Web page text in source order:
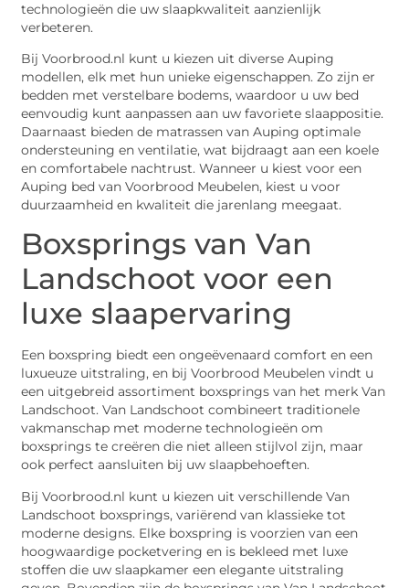
technologieën die uw slaapkwaliteit aanzienlijk
verbeteren.
Bij Voorbrood.nl kunt u kiezen uit diverse Auping
modellen, elk met hun unieke eigenschappen. Zo zijn er
bedden met verstelbare bodems, waardoor u uw bed
eenvoudig kunt aanpassen aan uw favoriete slaappositie.
Daarnaast bieden de matrassen van Auping optimale
ondersteuning en ventilatie, wat bijdraagt aan een koele
en comfortabele nachtrust. Wanneer u kiest voor een
Auping bed van Voorbrood Meubelen, kiest u voor
duurzaamheid en kwaliteit die jarenlang meegaat.
Boxsprings van Van
Landschoot voor een
luxe slaapervaring
Een boxspring biedt een ongeëvenaard comfort en een
luxueuze uitstraling, en bij Voorbrood Meubelen vindt u
een uitgebreid assortiment boxsprings van het merk Van
Landschoot. Van Landschoot combineert traditionele
vakmanschap met moderne technologieën om
boxsprings te creëren die niet alleen stijlvol zijn, maar
ook perfect aansluiten bij uw slaapbehoeften.
Bij Voorbrood.nl kunt u kiezen uit verschillende Van
Landschoot boxsprings, variërend van klassieke tot
moderne designs. Elke boxspring is voorzien van een
hoogwaardige pocketvering en is bekleed met luxe
stoffen die uw slaapkamer een elegante uitstraling